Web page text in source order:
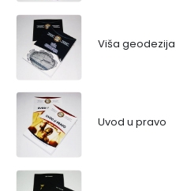
Viša geodezija
Uvod u pravo